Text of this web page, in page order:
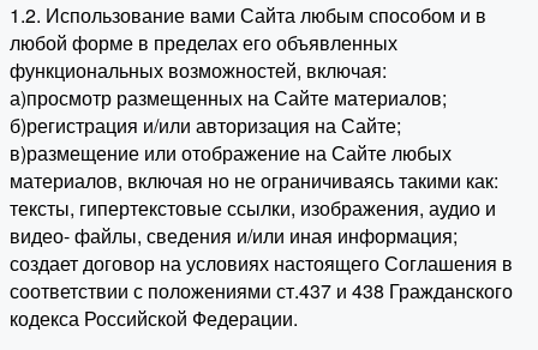
1.2. Использование вами Сайта любым способом и в
любой форме в пределах его объявленных
функциональных возможностей, включая:
а)просмотр размещенных на Сайте материалов;
б)регистрация и/или авторизация на Сайте;
в)размещение или отображение на Сайте любых
материалов, включая но не ограничиваясь такими как:
тексты, гипертекстовые ссылки, изображения, аудио и
видео- файлы, сведения и/или иная информация;
создает договор на условиях настоящего Соглашения в
соответствии с положениями ст.437 и 438 Гражданского
кодекса Российской Федерации.